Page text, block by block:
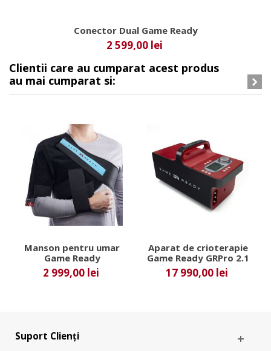
Conector Dual Game Ready
2 599,00 lei
Clientii care au cumparat acest produs
au mai cumparat si:
Manson pentru umar
Game Ready
2 999,00 lei
Aparat de crioterapie
Game Ready GRPro 2.1
17 990,00 lei
Suport Clienți